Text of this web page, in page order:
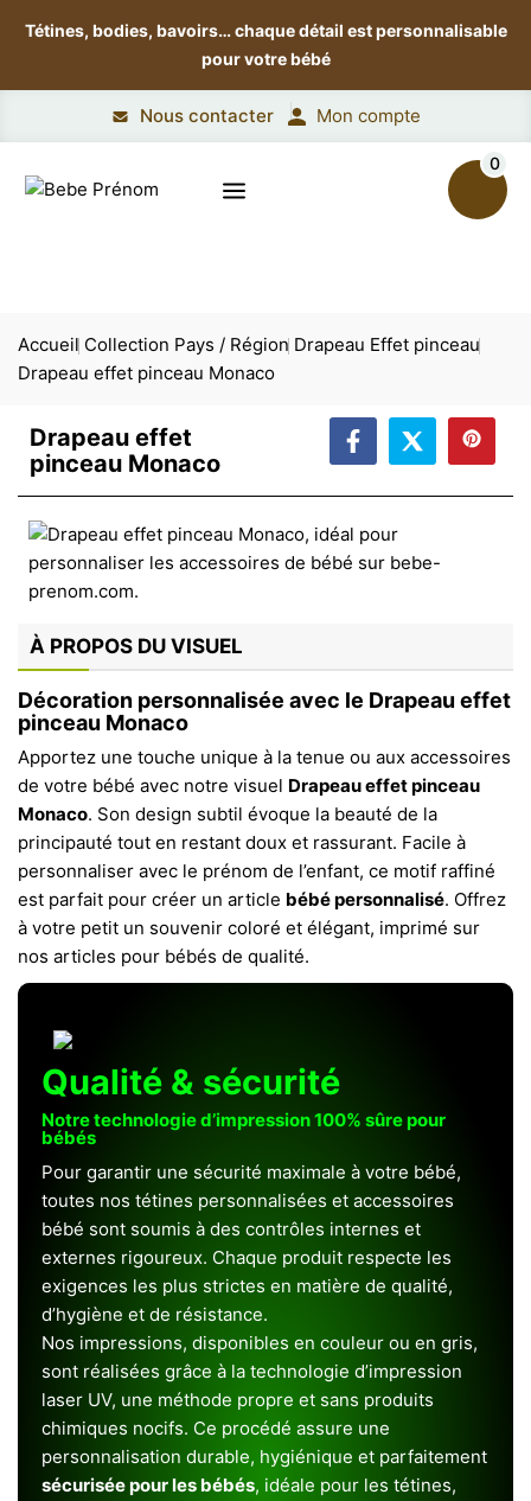
Tétines, bodies, bavoirs…chaque détail est personnalisable
pour votre bébé
Nous contacter Mon compte
0
Accueil Collection Pays / Région Drapeau Effet pinceau
Drapeau effet pinceau Monaco
Drapeau effet
pinceau Monaco
À PROPOS DU VISUEL
Décoration personnalisée avec le Drapeau effet
pinceau Monaco
Apportez une touche unique à la tenue ou aux accessoires
de votre bébé avec notre visuel Drapeau effet pinceau
Monaco. Son design subtil évoque la beauté de la
principauté tout en restant doux et rassurant. Facile à
personnaliser avec le prénom de l’enfant, ce motif raffiné
est parfait pour créer un article bébé personnalisé. Offrez
à votre petit un souvenir coloré et élégant, imprimé sur
nos articles pour bébés de qualité.
Qualité & sécurité
Notre technologie d’impression 100% sûre pour
bébés
Pour garantir une sécurité maximale à votre bébé,
toutes nos tétines personnalisées et accessoires
bébé sont soumis à des contrôles internes et
externes rigoureux. Chaque produit respecte les
exigences les plus strictes en matière de qualité,
d’hygiène et de résistance.
Nos impressions, disponibles en couleur ou en gris,
sont réalisées grâce à la technologie d’impression
laser UV, une méthode propre et sans produits
chimiques nocifs. Ce procédé assure une
personnalisation durable, hygiénique et parfaitement
sécurisée pour les bébés, idéale pour les tétines,